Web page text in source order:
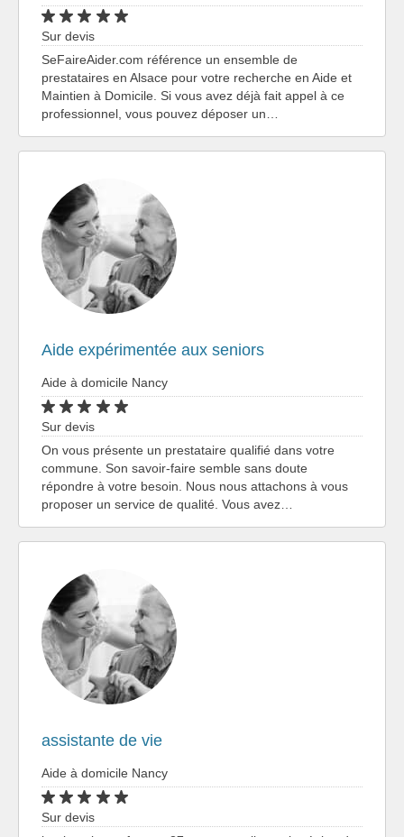
Sur devis
SeFaireAider.com référence un ensemble de
prestataires en Alsace pour votre recherche en Aide et
Maintien à Domicile. Si vous avez déjà fait appel à ce
professionnel, vous pouvez déposer un…
Aide expérimentée aux seniors
Aide à domicile Nancy
Sur devis
On vous présente un prestataire qualifié dans votre
commune. Son savoir-faire semble sans doute
répondre à votre besoin. Nous nous attachons à vous
proposer un service de qualité. Vous avez…
assistante de vie
Aide à domicile Nancy
Sur devis